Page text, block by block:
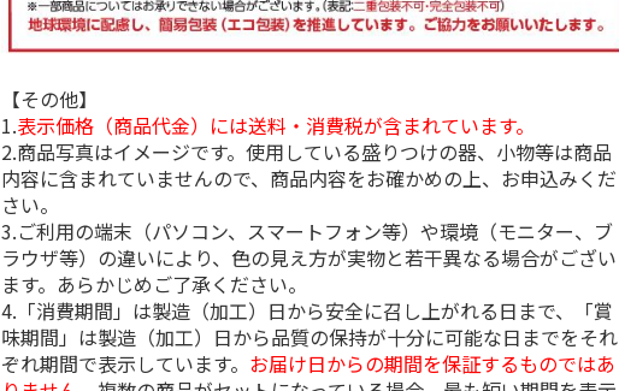
【その他】
1.表示価格（商品代金）には送料・消費税が含まれています。
2.商品写真はイメージです。使用している盛りつけの器、小物等は商品
内容に含まれていませんので、商品内容をお確かめの上、お申込みくだ
さい。
3.ご利用の端末（パソコン、スマートフォン等）や環境（モニター、ブ
ラウザ等）の違いにより、色の見え方が実物と若干異なる場合がござい
ます。あらかじめご了承ください。
4.「消費期間」は製造（加工）日から安全に召し上がれる日まで、「賞
味期間」は製造（加工）日から品質の保持が十分に可能な日までをそれ
ぞれ期間で表示しています。 お届け日からの期間を保証するものではあ